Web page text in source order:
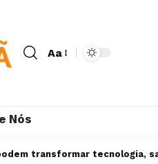
Aa
Nós
transformar tecnologia,